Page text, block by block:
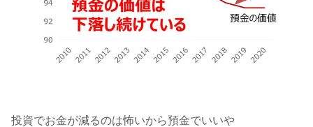
投資でお金が減るのは怖いから預金でいいや